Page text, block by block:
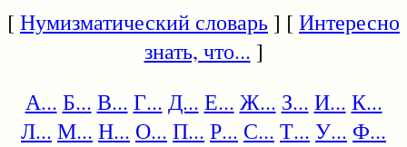
[Нумизматический словарь] [Интересно
знать, что... ]
А... Б... В... Г... Д... Е... Ж... З... И... К...
Л... М... Н... О... П... Р... С... Т... У... Ф...